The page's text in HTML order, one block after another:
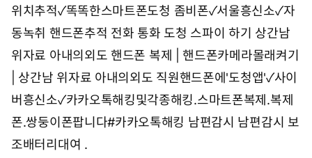
위치추적✓똑똑한스마트폰도청 좀비폰✓서울흥신소✓자
동녹취 핸드폰추적 전화 통화 도청 스파이 하기 상간남
위자료 아내의외도 핸드폰 복제 | 핸드폰카메라몰래켜기
| 상간남 위자료 아내의외도 직원핸드폰에'도청앱'✓사이
버흥신소✓카카오톡해킹및각종해킹.스마트폰복제.복제
폰.쌍둥이폰팝니다#카카오톡해킹 남편감시 남편감시 보
조배터리대여 .